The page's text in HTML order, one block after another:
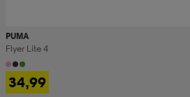
PUMA
Flyer Lite 4
34,99